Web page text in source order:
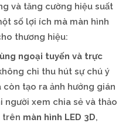
và tăng cường hiệu suất
số lợi ích mà màn hình
thương hiệu:
ngoại tuyến và trực
chỉ thu hút sự chú ý
còn tạo ra ảnh hưởng gián
người xem chia sẻ và thảo
trên màn hình LED 3D,